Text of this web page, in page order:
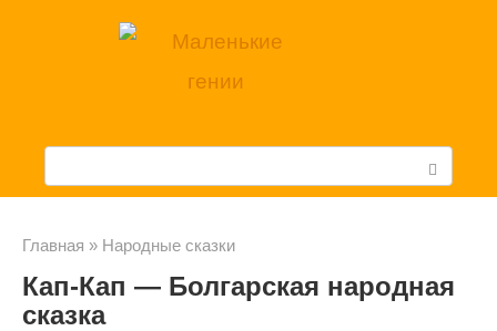
с
Главная » Народные сказки
Кап-Кап — Болгарская народная
сказка